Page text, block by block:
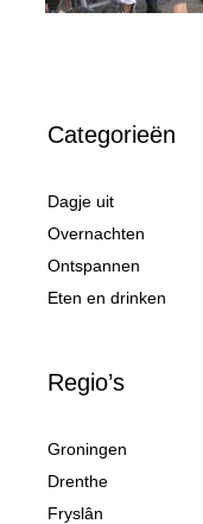
Categorieën
Dagje uit
Overnachten
Ontspannen
Eten en drinken
Regio’s
Groningen
Drenthe
Fryslân